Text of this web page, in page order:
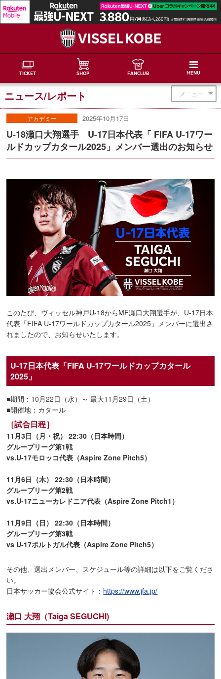
TICKET SHOP FANCLUB MENU
メニュー
ニュース/レポート
アカデミー 2025年10月17日
U-18瀬口大翔選手 U-17日本代表「 FIFA U-17ワー
ルドカップカタール2025」メンバー選出のお知らせ
このたび、ヴィッセル神戸U-18からMF瀬口大翔選手が、U-17日本
代表「FIFA U-17ワールドカップカタール2025」メンバーに選出さ
れましたので、お知らせいたします。
U-17日本代表「FIFA U-17ワールドカップカタール
2025」
■期間：10月22日（水）～ 最大11月29日（土）
■開催地：カタール
［試合日程］
11月3日（月・祝） 22:30（日本時間）
グループリーグ第1戦
vs.U-17モロッコ代表（Aspire Zone Pitch5）
11月6日（木） 22:30（日本時間）
グループリーグ第2戦
vs.U-17ニューカレドニア代表（Aspire Zone Pitch1）
11月9日（日） 22:30（日本時間）
グループリーグ第3戦
vs U-17ポルトガル代表（Aspire Zone Pitch5）
その他、選出メンバー、スケジュール等の詳細は以下をご覧くださ
い。
日本サッカー協会公式サイト： https://www.jfa.jp/
瀬口 大翔（Taiga SEGUCHI)